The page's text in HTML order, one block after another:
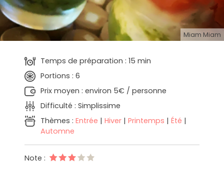
Miam Miam
Temps de préparation : 15 min
Portions : 6
Prix moyen : environ 5€ / personne
Difficulté : Simplissime
Thèmes : Entrée | Hiver | Printemps | Été |
Automne
Note :